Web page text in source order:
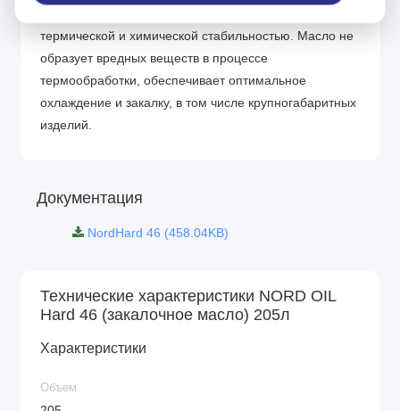
термической и химической стабильностью. Масло не
образует вредных веществ в процессе
термообработки, обеспечивает оптимальное
охлаждение и закалку, в том числе крупногабаритных
изделий.
Документация
NordHard 46 (458.04KB)
Технические характеристики NORD OIL
Hard 46 (закалочное масло) 205л
Характеристики
Объем